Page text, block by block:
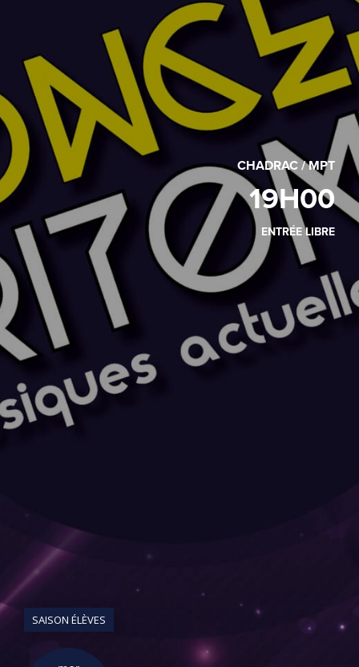
SAISON ÉLÈVES
CHADRAC / MPT
19H00
ENTRÉE LIBRE